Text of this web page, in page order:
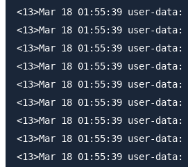
<13>Mar 18 01:55:39 user-
<13>Mar 18 01:55:39 user-
<13>Mar 18 01:55:39 user-
<13>Mar 18 01:55:39 user-
<13>Mar 18 01:55:39 user-
<13>Mar 18 01:55:39 user-
<13>Mar 18 01:55:39 user-
<13>Mar 18 01:55:39 user-
<13>Mar 18 01:55:39 user-